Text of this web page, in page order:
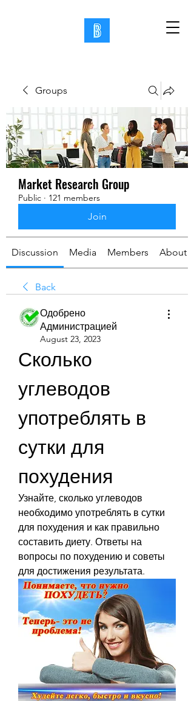
Groups
Market Research Group
Public · 121 members
Join
Discussion Media Members About
Back
Одобрено
Администрацией
August 23, 2023
Сколько
углеводов
употреблять в
сутки для
похудения
Узнайте, сколько углеводов
необходимо употреблять в сутки
для похудения и как правильно
составить диету. Ответы на
вопросы по похудению и советы
для достижения результата.